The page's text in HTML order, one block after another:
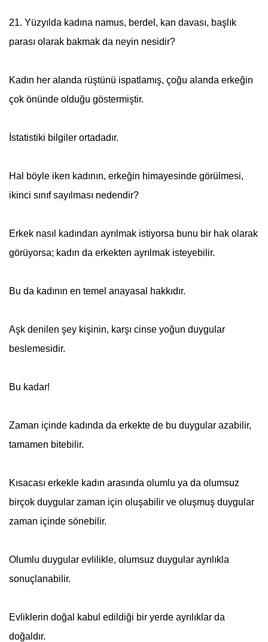
21. Yüzyılda kadına namus, berdel, kan davası, başlık
parası olarak bakmak da neyin nesidir?
Kadın her alanda rüştünü ispatlamış, çoğu alanda erkeğin
çok önünde olduğu göstermiştir.
İstatistiki bilgiler ortadadır.
Hal böyle iken kadının, erkeğin himayesinde görülmesi,
ikinci sınıf sayılması nedendir?
Erkek nasıl kadından ayrılmak istiyorsa bunu bir hak olarak
görüyorsa; kadın da erkekten ayrılmak isteyebilir.
Bu da kadının en temel anayasal hakkıdır.
Aşk denilen şey kişinin, karşı cinse yoğun duygular
beslemesidir.
Bu kadar!
Zaman içinde kadında da erkekte de bu duygular azabilir,
tamamen bitebilir.
Kısacası erkekle kadın arasında olumlu ya da olumsuz
birçok duygular zaman için oluşabilir ve oluşmuş duygular
zaman içinde sönebilir.
Olumlu duygular evlilikle, olumsuz duygular ayrılıkla
sonuçlanabilir.
Evliklerin doğal kabul edildiği bir yerde ayrılıklar da
doğaldır.